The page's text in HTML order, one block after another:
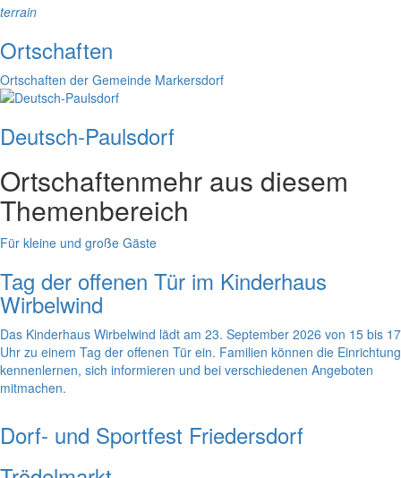
terrain
Ortschaften
Ortschaften der Gemeinde Markersdorf
Deutsch-Paulsdorf
Ortschaftenmehr aus diesem
Themenbereich
Für kleine und große Gäste
Tag der offenen Tür im Kinderhaus
Wirbelwind
Das Kinderhaus Wirbelwind lädt am 23. September 2026 von 15 bis 17
Uhr zu einem Tag der offenen Tür ein. Familien können die Einrichtung
kennenlernen, sich informieren und bei verschiedenen Angeboten
mitmachen.
Dorf- und Sportfest Friedersdorf